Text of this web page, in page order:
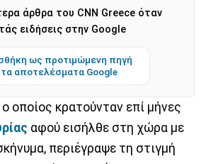
άρθρα του CNN Greece όταν
ειδήσεις στην Google
ως προτιμώμενη πηγή
αποτελέσματα Google
οποίος κρατούνταν επί μήνες
αφού εισήλθε στη χώρα με
περιέγραψε τη στιγμή